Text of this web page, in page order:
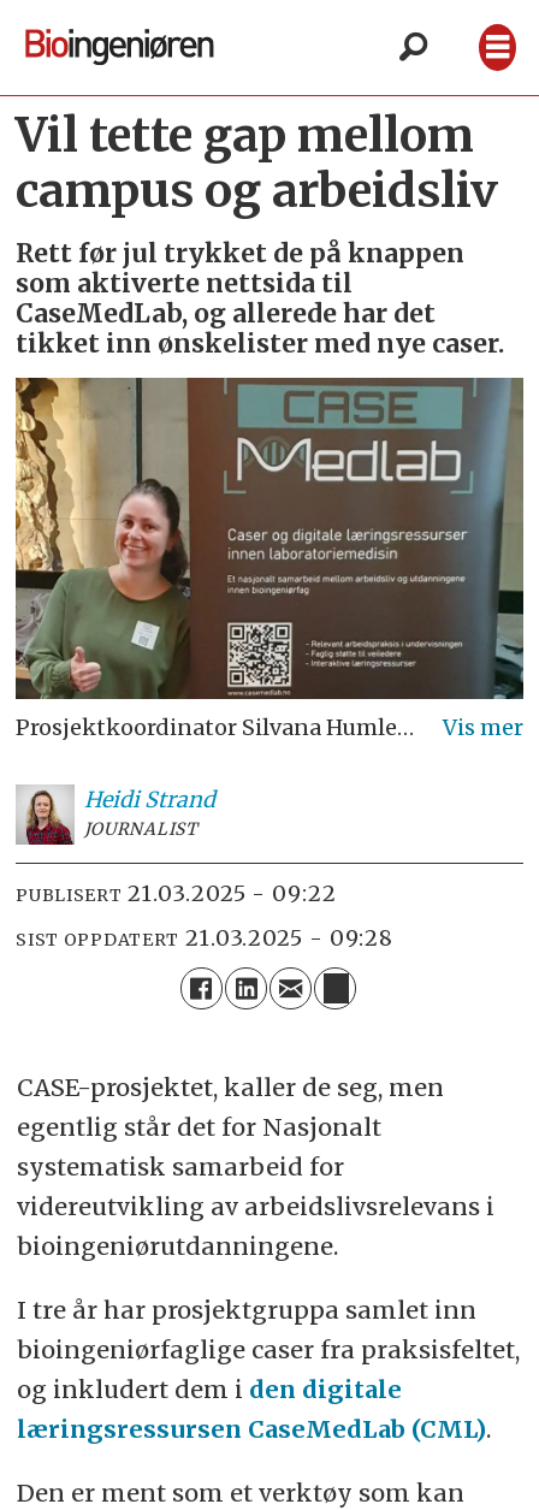
Vil tette gap mellom
campus og arbeidsliv
Rett før jul trykket de på knappen
som aktiverte nettsida til
CaseMedLab, og allerede har det
tikket inn ønskelister med nye caser.
Prosjektkoordinator Silvana Humlekjær på VR-forum på Hamar i fjor, der hun viste fram CaseMedLab.
Heidi Strand
JOURNALIST
PUBLISERT 21.03.2025 - 09:22
SIST OPPDATERT 21.03.2025 - 09:28
CASE-prosjektet, kaller de seg, men
egentlig står det for Nasjonalt
systematisk samarbeid for
videreutvikling av arbeidslivsrelevans i
bioingeniørutdanningene.
I tre år har prosjektgruppa samlet inn
bioingeniørfaglige caser fra praksisfeltet,
og inkludert dem i den digitale
læringsressursen CaseMedLab (CML).
Den er ment som et verktøy som kan